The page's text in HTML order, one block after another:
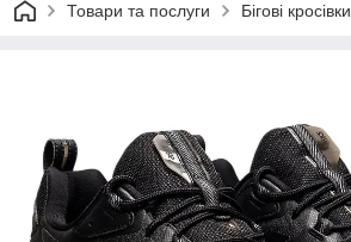
Товари та послуги Бігові кросівки